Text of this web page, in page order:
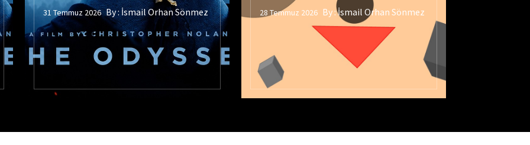
31 Temmuz 2026 By :İsmail Orhan Sönmez 28 Temmuz 2026 By :İsmail Orhan Sönmez